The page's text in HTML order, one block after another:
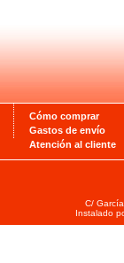
Cómo comprar
Gastos de envío
Atención al cliente
C/
Instalado